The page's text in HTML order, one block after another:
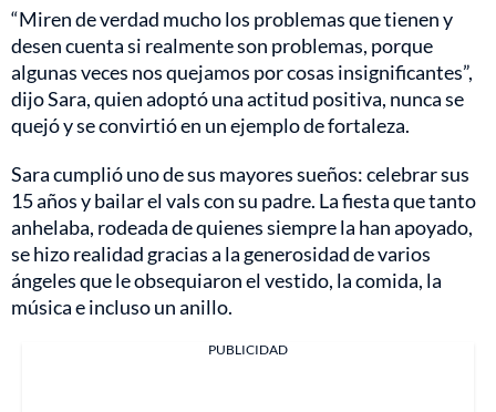
“Miren de verdad mucho los problemas que tienen y
desen cuenta si realmente son problemas, porque
algunas veces nos quejamos por cosas insignificantes”,
dijo Sara, quien adoptó una actitud positiva, nunca se
quejó y se convirtió en un ejemplo de fortaleza.
Sara cumplió uno de sus mayores sueños: celebrar sus
15 años y bailar el vals con su padre. La fiesta que tanto
anhelaba, rodeada de quienes siempre la han apoyado,
se hizo realidad gracias a la generosidad de varios
ángeles que le obsequiaron el vestido, la comida, la
música e incluso un anillo.
PUBLICIDAD